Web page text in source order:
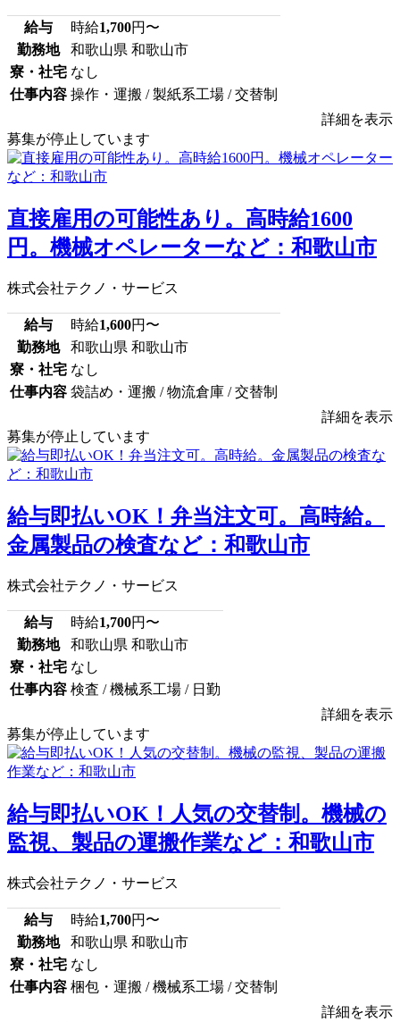
給与 時給1,700円〜
勤務地
和歌山県 和歌山市
寮・社宅 なし
仕事内容 操作・運搬 / 製紙系工場 / 交替制
詳細を表示
募集が停止しています
直接雇用の可能性あり。高時給1600
円。機械オペレーターなど：和歌山市
株式会社テクノ・サービス
給与 時給1,600円〜
勤務地
和歌山県 和歌山市
寮・社宅 なし
仕事内容 袋詰め・運搬 / 物流倉庫 / 交替制
詳細を表示
募集が停止しています
給与即払いOK！弁当注文可。高時給。
金属製品の検査など：和歌山市
株式会社テクノ・サービス
給与 時給1,700円〜
勤務地
和歌山県 和歌山市
寮・社宅 なし
仕事内容 検査 / 機械系工場 / 日勤
詳細を表示
募集が停止しています
給与即払いOK！人気の交替制。機械の
監視、製品の運搬作業など：和歌山市
株式会社テクノ・サービス
給与 時給1,700円〜
勤務地
和歌山県 和歌山市
寮・社宅 なし
仕事内容 梱包・運搬 / 機械系工場 / 交替制
詳細を表示